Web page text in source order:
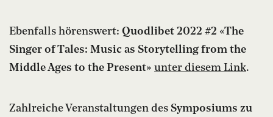
Ebenfalls hörenswert: Quodlibet 2022 #2 «The
Singer of Tales: Music as Storytelling from the
Middle Ages to the Present» unter diesem Link.
Zahlreiche Veranstaltungen des Symposiums zu